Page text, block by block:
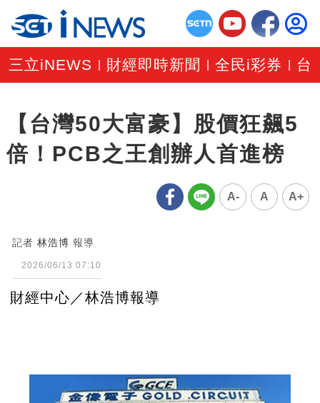
三立iNEWS 財經即時新聞 |全民i彩券 台
【台灣50大富豪】股價狂飆5
倍！PCB之王創辦人首進榜
A- A A+
記者 林浩博 報導
2026/06/13 07:10
財經中心／林浩博報導